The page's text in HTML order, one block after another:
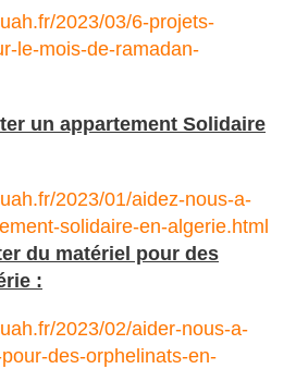
2023/03/6-projets-
le-mois-de-ramadan-
un appartement Solidaire
2023/01/aidez-nous-a-
solidaire-en-algerie.html
du matériel pour des
:
2023/02/aider-nous-a-
des-orphelinats-en-